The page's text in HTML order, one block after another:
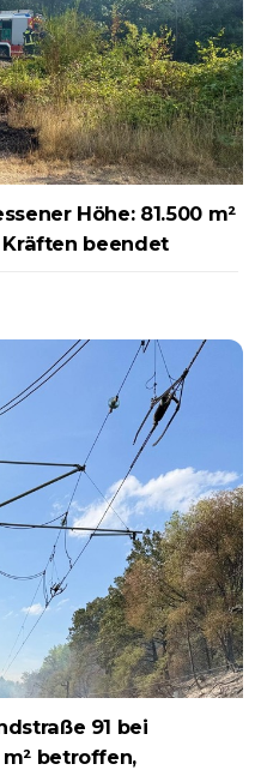
Höhe: 81.500 m²
Kräften beendet
91 bei
betroffen,